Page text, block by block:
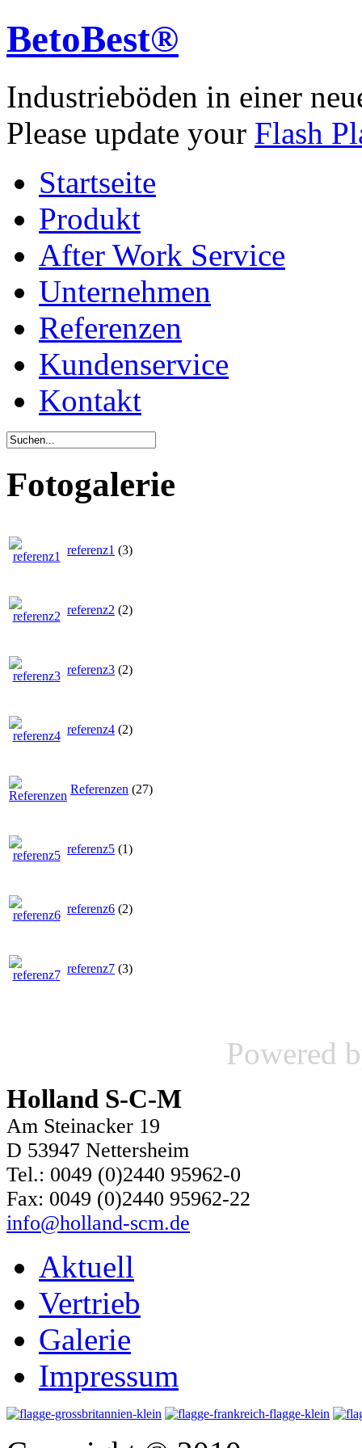
BetoBest®
Industrieböden in einer
Please update your Flash
Startseite
Produkt
After Work Service
Unternehmen
Referenzen
Kundenservice
Kontakt
Fotogalerie
referenz1 (3)
referenz2 (2)
referenz3 (2)
referenz4 (2)
Referenzen (27)
referenz5 (1)
referenz6 (2)
referenz7 (3)
Powered
Holland S-C-M
Am Steinacker 19
D 53947 Nettersheim
Tel.: 0049 (0)2440 95962-0
Fax: 0049 (0)2440 95962-22
info@holland-scm.de
Aktuell
Vertrieb
Galerie
Impressum